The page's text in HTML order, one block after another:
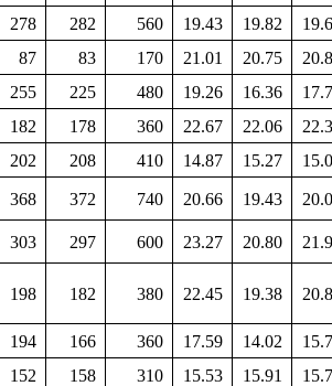
278 282 560 19.43 19.82
87 83 170 21.01 20.75
255 225 480 19.26 16.36
182 178 360 22.67 22.06
202 208 410 14.87 15.27
368 372 740 20.66 19.43
303 297 600 23.27 20.80
198 182 380 22.45 19.38
194 166 360 17.59 14.02
152 158 310 15.53 15.91